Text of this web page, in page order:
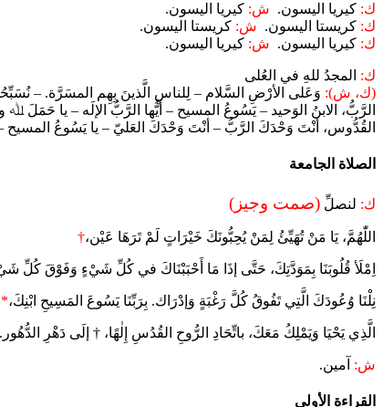
ك: كيريا اليسون. ش: كيريا اليسون.
ك: كريستا اليسون. ش: كريستا اليسون.
ك: كيريا اليسون. ش: كيريا اليسون.
ك: المجدُ للهِ في العُلى
(ك، ش): وَعَلى الأرْضِ السَّلام – لِلناسِ الَّذينَ بِهِم المسَرَّة. –
الرَّبُّ، الابنُ الوَحيد – يَسُوعُ المسيح – أيُّها الرَّبُّ الإلَه – يا حَمَلَ
القُدُّوس، أنْتَ وَحْدَكَ الرَّبُّ – أنْتَ وَحْدَكَ العَليّ – يا يَسُوعُ
الصلاة الجامعة
ك: لنصلِّ (صمت وجيز)
اللّٰهُمَّ، يَا مَنْ تُهَيِّئُ لِمَنْ يُحِبُّونَكَ خَيْرَاتٍ لَمْ تَرَهَا عَيْن،†
اِمْلَأ قُلُوبَنَا بِمَوَدَّتِكَ، حَتَّى إذَا مَا أَحْبَبْنَاكَ في كُلِّ شَيْءٍ وَفَوْقَ كُلِّ
نِلْنَا وُعُودَكَ الَّتِي تَفُوقُ كُلَّ رَغْبَةٍ وَإدْرَاك. بِرَبِّنَا يَسُوعَ المَسِيحِ ابْنِكَ،*
الَّذِي يَحْيَا وَيَمْلِكُ مَعَكَ، باتِّحَادِ الرُّوحِ القُدُسِ إِلٰهًا، † إلَى دَهْرِ الدُّهُور.
ش: آمين.
القراءة الأولى